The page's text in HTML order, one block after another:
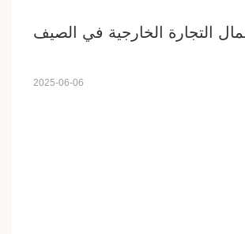
التجارة الخارجية في الصيف
2025-06-06